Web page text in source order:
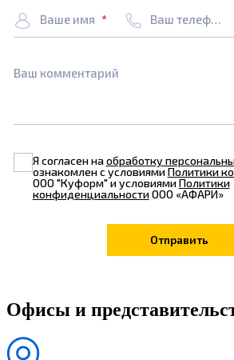
Ваше имя Ваш телефон
Ваш комментарий
Я согласен наобработку
ознакомлен с условиямиПолитики
ООО "Куформ" и условиямиПолитики
конфиденциальностиООО «АФАРИ»
Офисы и